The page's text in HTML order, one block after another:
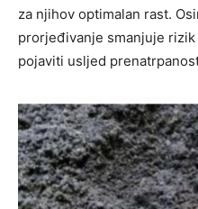
za njihov optimalan rast.
prorjeđivanje smanjuje
pojaviti usljed